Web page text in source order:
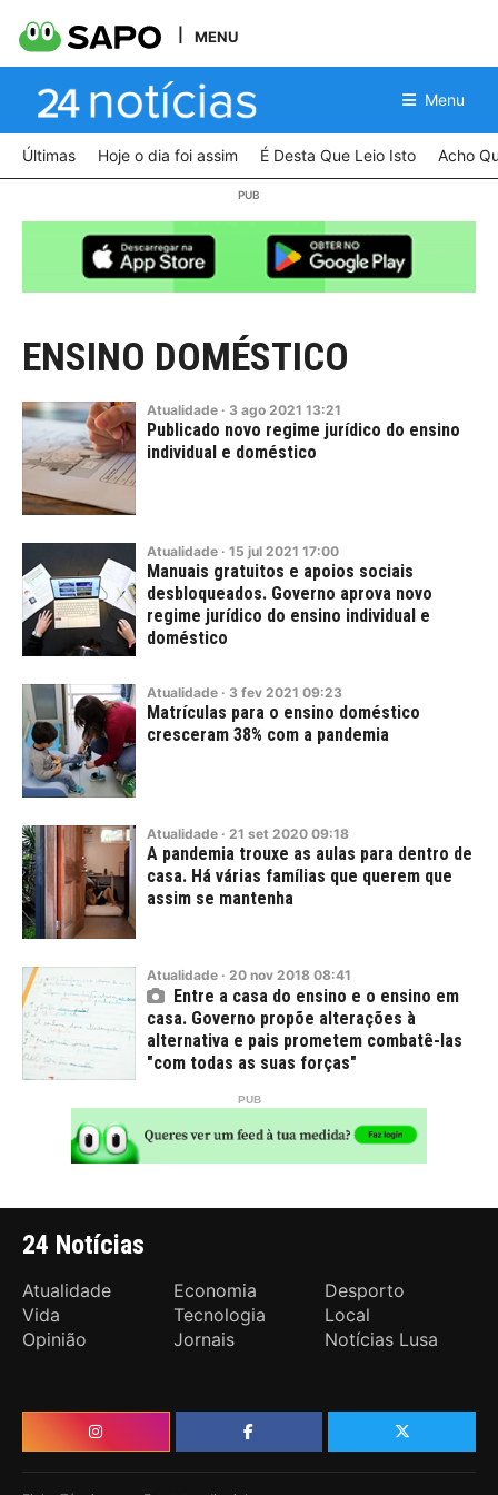
MENU
Menu
Últimas Hoje o dia foi assim É Desta Que Leio Isto Acho
ENSINO DOMÉSTICO
Atualidade · 3 ago 2021 13:21
Publicado novo regime jurídico do ensino
individual e doméstico
Atualidade · 15 jul 2021 17:00
Manuais gratuitos e apoios sociais
desbloqueados. Governo aprova novo
regime jurídico do ensino individual e
doméstico
Atualidade · 3 fev 2021 09:23
Matrículas para o ensino doméstico
cresceram 38% com a pandemia
Atualidade · 21 set 2020 09:18
A pandemia trouxe as aulas para dentro de
casa. Há várias famílias que querem que
assim se mantenha
Atualidade · 20 nov 2018 08:41
Entre a casa do ensino e o ensino em
casa. Governo propõe alterações à
alternativa e pais prometem combatê-las
"com todas as suas forças"
24 Notícias
Atualidade Economia
Desporto
Vida
Tecnologia
Local
Opinião
Jornais Notícias Lusa